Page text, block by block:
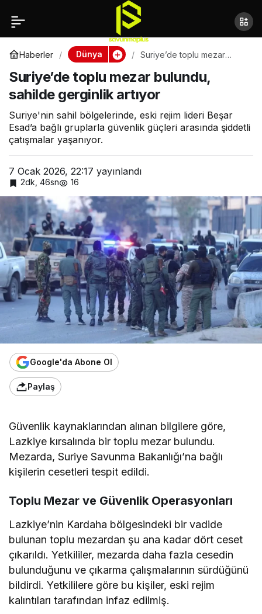
Haberler Dünya
Suriye’de toplu mezar
artıyor
Suriye’de toplu mezar bulundu,
sahilde gerginlik artıyor
Suriye'nin sahil bölgelerinde, eski rejim lideri Beşar
Esad’a bağlı gruplarla güvenlik güçleri arasında şiddetli
çatışmalar yaşanıyor.
7 Ocak 2026, 22:17 yayınlandı
2dk, 46sn 16
Google'da Abone Ol
Paylaş
Güvenlik kaynaklarından alınan bilgilere göre,
Lazkiye kırsalında bir toplu mezar bulundu.
Mezarda, Suriye Savunma Bakanlığı’na bağlı
kişilerin cesetleri tespit edildi.
Toplu Mezar ve Güvenlik Operasyonları
Lazkiye’nin Kardaha bölgesindeki bir vadide
bulunan toplu mezardan şu ana kadar dört ceset
çıkarıldı. Yetkililer, mezarda daha fazla cesedin
bulunduğunu ve çıkarma çalışmalarının sürdüğünü
bildirdi. Yetkililere göre bu kişiler, eski rejim
kalıntıları tarafından infaz edilmiş.
Trump yönetimi: Hamas
ile görüşme çok faydalı
oldu
Paylaş